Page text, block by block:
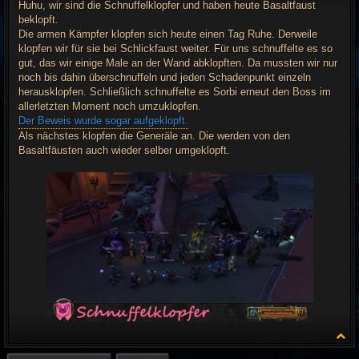
t
a
g
Huhu, wir sind die Schnuffelklopfer und haben heute Basaltfaust
beklopft.
Die armen Kämpfer klopfen sich heute einen Tag Ruhe. Derweile
klopfen wir für sie bei Schlickfaust weiter. Für uns schnuffelte es so
gut, das wir einige Male an der Wand abklopften. Da mussten wir nur
noch bis dahin überschnuffeln und jeden Schadenpunkt einzeln
herausklopfen. Schließlich schnuffelte es Sorbi erneut den Boss im
allerletzten Moment noch umzuklopfen.
Der Beweis wurde sogar aufgeklopft.
Als nächstes klopfen die Generäle an. Die werden von den
Basaltfäusten auch wieder selber umgeklopft.
a